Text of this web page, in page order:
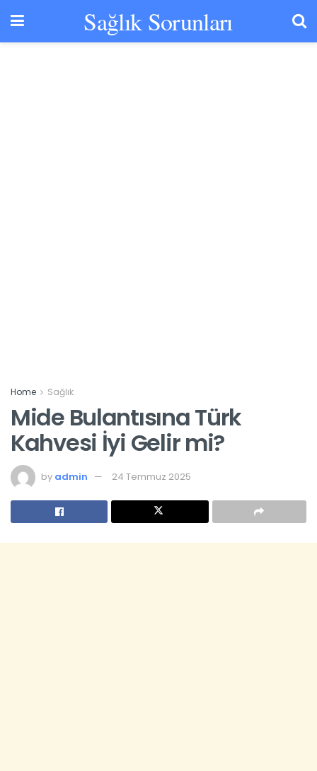
Sağlık Sorunları
Home Sağlık
Mide Bulantısına Türk
Kahvesi İyi Gelir mi?
by admin 24 Temmuz 2025